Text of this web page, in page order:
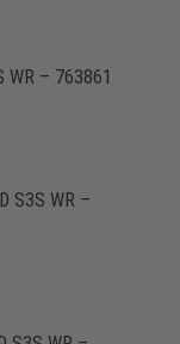
WR – 763861
S3S WR –